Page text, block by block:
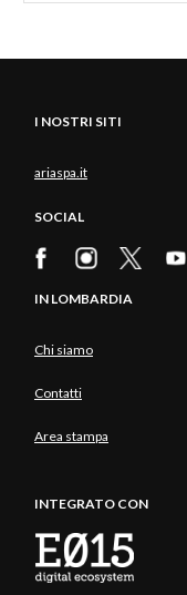
I NOSTRI SITI
ariaspa.it
SOCIAL
IN LOMBARDIA
Chi siamo
Contatti
Area stampa
INTEGRATO CON